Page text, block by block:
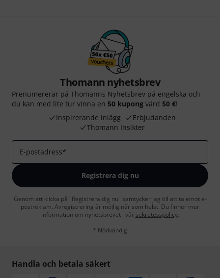
Thomann nyhetsbrev
Prenumererar på Thomanns Nyhetsbrev på engelska och
du kan med lite tur vinna en 50 kupong värd 50 €!
Inspirerande inlägg
Erbjudanden
Thomann Insikter
E-postadress*
Registrera dig nu
Genom att klicka på "Registrera dig nu" samtycker jag till att ta emot e-
postreklam. Avregistrering är möjlig när som helst. Du finner mer
information om nyhetsbrevet i vår sekretesspolicy.
* Nödvändig
Handla och betala säkert